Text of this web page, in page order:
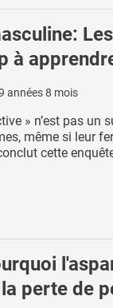
à
années 8 mois
» n’est pas un
même si leur
cette
perte de